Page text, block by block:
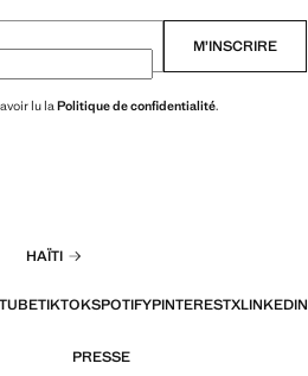
M’INSCRIRE
lu laPolitique de confidentialité.
HAÏTI
TIKTOKSPOTIFYPINTERESTXLINKEDIN
PRESSE